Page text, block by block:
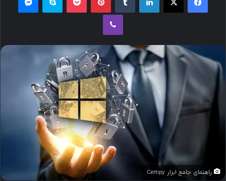
ا
ی
وایبر
راهنمای جامع ابزار Certipy